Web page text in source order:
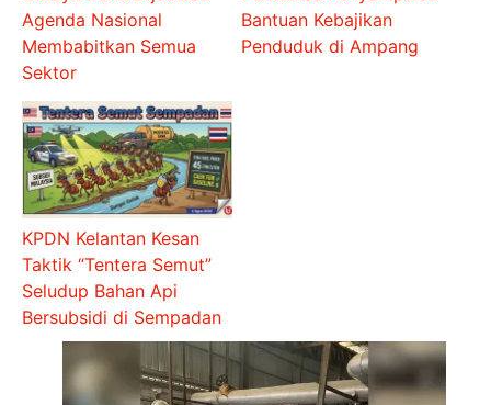
Agenda Nasional
Membabitkan Semua
Sektor
Bantuan Kebajikan
Penduduk di Ampang
KPDN Kelantan Kesan
Taktik “Tentera Semut”
Seludup Bahan Api
Bersubsidi di Sempadan